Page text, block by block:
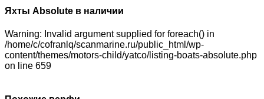
Яхты Absolute в наличии
Warning: Invalid argument supplied for foreach() in
/home/c/cofranlq/scanmarine.ru/public_html/wp-
content/themes/motors-child/yatco/listing-boats-absolute.php
on line 659